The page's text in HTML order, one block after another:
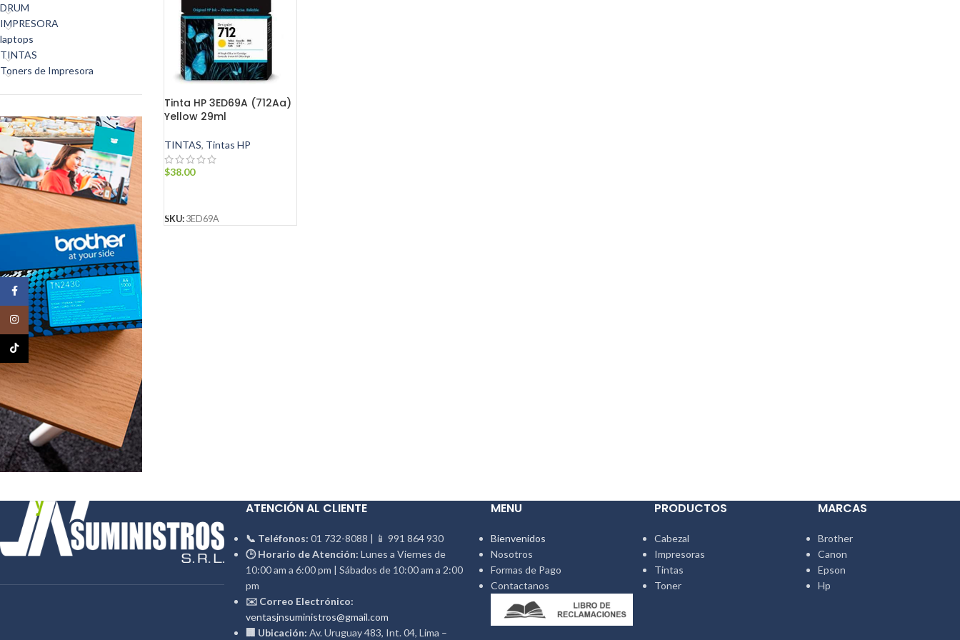
DRUM
IMPRESORA
laptops
TINTAS
Toners de Impresora
Tinta HP 3ED69A (712Aa)
Yellow 29ml
TINTAS, Tintas HP
$38.00
SKU: 3ED69A
ATENCIÓN AL CLIENTE
📞 Teléfonos: 01 732-8088 | 📱 991 864 930
🕒 Horario de Atención: Lunes a Viernes de
10:00 am a 6:00 pm | Sábados de 10:00 am a 2:00
pm
✉️ Correo Electrónico:
ventasjnsuministros@gmail.com
🏢 Ubicación: Av. Uruguay 483, Int. 04, Lima –
MENU
Bienvenidos
Nosotros
Formas de Pago
Contactanos
PRODUCTOS
Cabezal
Impresoras
Tintas
Toner
MARCAS
Brother
Canon
Epson
Hp
Facebook
Instagram
TikTok